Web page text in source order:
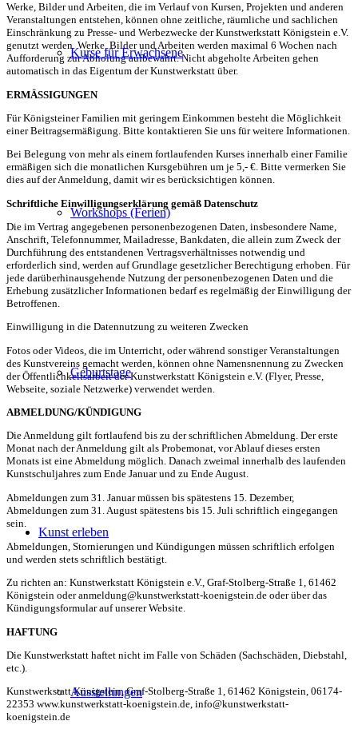
Kurse für Erwachsene
Workshops (Ferien)
Geburtstage
Kunst erleben
Ausstellungen
Werke, Bilder und Arbeiten, die im Verlauf von Kursen, Projekten und anderen
Veranstaltungen entstehen, können ohne zeitliche, räumliche und sachlichen
Einschränkung zu Presse- und Werbezwecke der Kunstwerkstatt Königstein e.V.
genutzt werden. Werke, Bilder und Arbeiten werden maximal 6 Wochen nach
Aufforderung zur Abholung aufbewahrt. Nicht abgeholte Arbeiten gehen
automatisch in das Eigentum der Kunstwerkstatt über.
ERMÄSSIGUNGEN
Für Königsteiner Familien mit geringem Einkommen besteht die Möglichkeit
einer Beitragsermäßigung. Bitte kontaktieren Sie uns für weitere Informationen.
Bei Belegung von mehr als einem fortlaufenden Kurses innerhalb einer Familie
ermäßigen sich die monatlichen Kursgebühren um je 5,- €. Bitte vermerken Sie
dies auf der Anmeldung, damit wir es berücksichtigen können.
Schriftliche Einwilligungserklärung gemäß Datenschutz
Die im Vertrag angegebenen personenbezogenen Daten, insbesondere Name,
Anschrift, Telefonnummer, Mailadresse, Bankdaten, die allein zum Zweck der
Durchführung des entstandenen Vertragsverhältnisses notwendig und
erforderlich sind, werden auf Grundlage gesetzlicher Berechtigung erhoben. Für
jede darüberhinausgehende Nutzung der personenbezogenen Daten und die
Erhebung zusätzlicher Informationen bedarf es regelmäßig der Einwilligung der
Betroffenen.
Einwilligung in die Datennutzung zu weiteren Zwecken
Fotos oder Videos, die im Unterricht, oder während sonstiger Veranstaltungen
des Kunstvereins gemacht werden, können ohne Namensnennung zu Zwecken
der Öffentlichkeitsarbeit der Kunstwerkstatt Königstein e.V. (Flyer, Presse,
Webseite, soziale Netzwerke) verwendet werden.
ABMELDUNG/KÜNDIGUNG
Die Anmeldung gilt fortlaufend bis zu der schriftlichen Abmeldung. Der erste
Monat nach der Anmeldung gilt als Probemonat, vor Ablauf dieses ersten
Monats ist eine Abmeldung möglich. Danach zweimal innerhalb des laufenden
Kunstschuljahres zum Ende Januar und zu Ende August.
Abmeldungen zum 31. Januar müssen bis spätestens 15. Dezember,
Abmeldungen zum 31. August spätestens bis 15. Juli schriftlich eingegangen
sein.
Abmeldungen, Stornierungen und Kündigungen müssen schriftlich erfolgen
und werden stets schriftlich bestätigt.
Zu richten an: Kunstwerkstatt Königstein e.V., Graf-Stolberg-Straße 1, 61462
Königstein oder anmeldung@kunstwerkstatt-koenigstein.de oder über das
Kündigungsformular auf unserer Website.
HAFTUNG
Die Kunstwerkstatt haftet nicht im Falle von Schäden (Sachschäden, Diebstahl,
etc.).
Kunstwerkstatt Königstein, Graf-Stolberg-Straße 1, 61462 Königstein, 06174-
22353 www.kunstwerkstatt-koenigstein.de, info@kunstwerkstatt-
koenigstein.de